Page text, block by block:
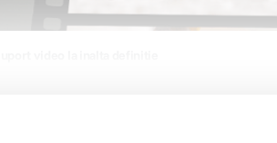
expunere, ci dispune si de un design silentios
performante excelente de urmarire, astfel incat sa